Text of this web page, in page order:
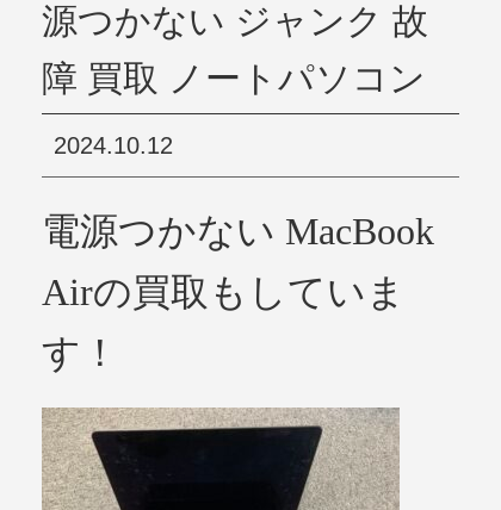
源つかない ジャンク 故
障 買取 ノートパソコン
2024.10.12
電源つかない MacBook
Airの買取もしていま
す！